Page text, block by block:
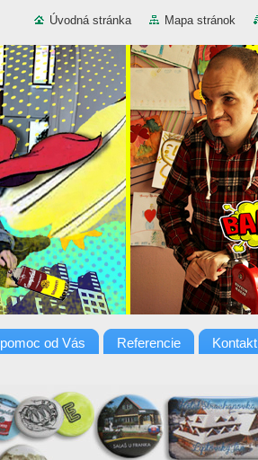
Úvodná stránka Mapa stránok
pomoc od Vás Referencie Kontakt